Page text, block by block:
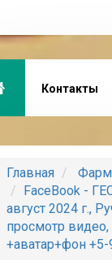
Контакты
Главная
FaceBook -
август 2024 г.,
просмотр
+аватар+фон +5-